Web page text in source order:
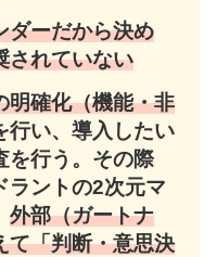
ダーだから決め
されていない
明確化（機能・非
行い、導入したい
行う。 その際
ラントの2次元マ
外部（ガートナ
て「判断・意思決